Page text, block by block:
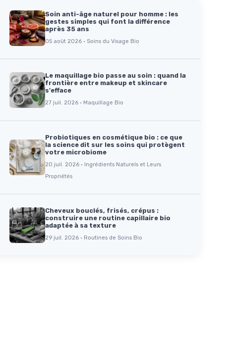
Soin anti-âge naturel pour homme : les
gestes simples qui font la différence
après 35 ans
05 août 2026 · Soins du Visage Bio
Le maquillage bio passe au soin : quand la
frontière entre makeup et skincare
s'efface
27 juil. 2026 · Maquillage Bio
Probiotiques en cosmétique bio : ce que
la science dit sur les soins qui protègent
votre microbiome
20 juil. 2026 · Ingrédients Naturels et Leurs
Propriétés
Cheveux bouclés, frisés, crépus :
construire une routine capillaire bio
adaptée à sa texture
29 juil. 2026 · Routines de Soins Bio